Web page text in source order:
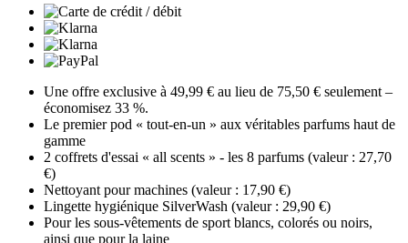
Une offre exclusive à 49,99 € au lieu de 75,50 € seulement –
économisez 33 %.
Le premier pod « tout-en-un » aux véritables parfums haut de
gamme
2 coffrets d'essai « all scents » - les 8 parfums (valeur : 27,70
€)
Nettoyant pour machines (valeur : 17,90 €)
Lingette hygiénique SilverWash (valeur : 29,90 €)
Pour les sous-vêtements de sport blancs, colorés ou noirs,
ainsi que pour la laine